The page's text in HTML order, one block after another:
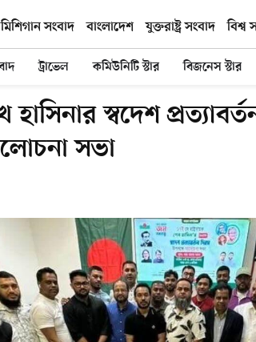
মিশিগান সংবাদ বাংলাদেশ যুক্তরাষ্ট্র সংবাদ বিশ্ব
ট্রাভেল কমিউনিটি স্টার বিজনেস স্টার
হাসিনার স্বদেশ
সভা